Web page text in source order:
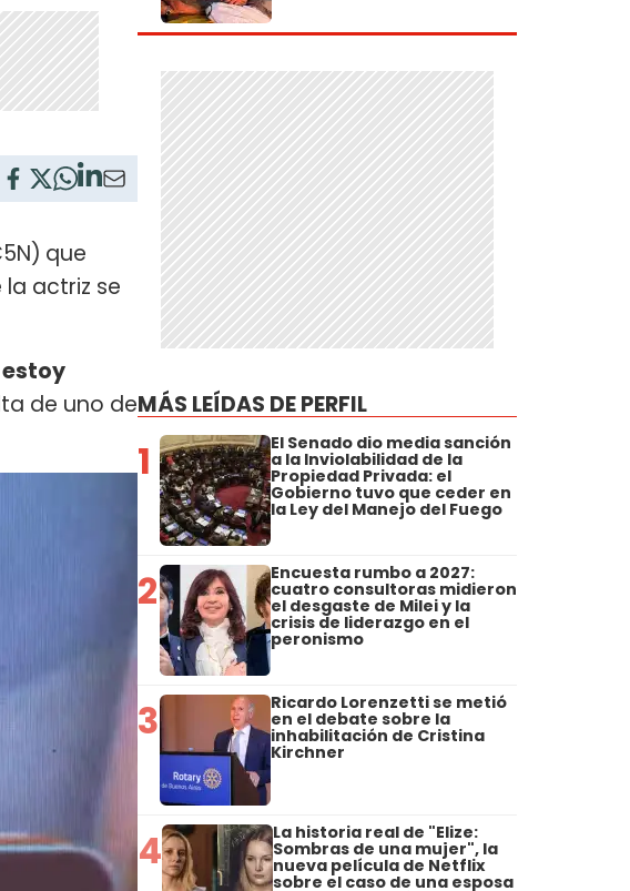
que
la actriz se
de uno deMÁS LEÍDAS DE PERFIL
1 El Senado dio media sanción
a la Inviolabilidad de la
Propiedad Privada: el
Gobierno tuvo que ceder en
la Ley del Manejo del Fuego
2 Encuesta rumbo a 2027:
cuatro consultoras midieron
el desgaste de Milei y la
crisis de liderazgo en el
peronismo
3 Ricardo Lorenzetti se metió
en el debate sobre la
inhabilitación de Cristina
Kirchner
4 La historia real de "Elize:
Sombras de una mujer", la
nueva película de Netflix
sobre el caso de una esposa